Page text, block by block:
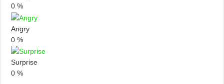
0 %
Angry
0 %
Surprise
0 %